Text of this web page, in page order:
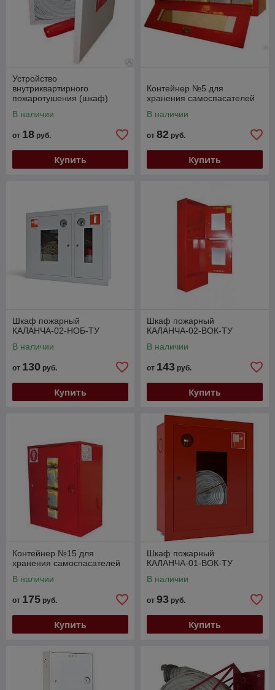
Устройство
внутриквартирного
пожаротушения (шкаф)
В наличии
от 18 руб.
Купить
Контейнер №5 для
хранения самоспасателей
В наличии
от 82 руб.
Купить
Шкаф пожарный
КАЛАНЧА-02-НОБ-ТУ
В наличии
от 130 руб.
Купить
Шкаф пожарный
КАЛАНЧА-02-ВОК-ТУ
В наличии
от 143 руб.
Купить
Контейнер №15 для
хранения самоспасателей
В наличии
от 175 руб.
Купить
Шкаф пожарный
КАЛАНЧА-01-ВОК-ТУ
В наличии
от 93 руб.
Купить